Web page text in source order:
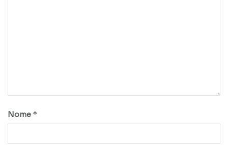
Nome *